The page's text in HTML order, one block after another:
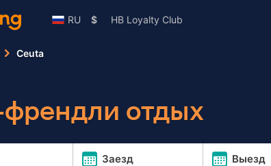
RU $ HB Loyalty Club
Ceuta
отдых
Заезд Выезд